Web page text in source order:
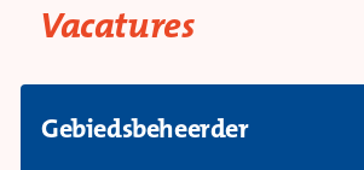
Vacatures
Gebiedsbeheerder